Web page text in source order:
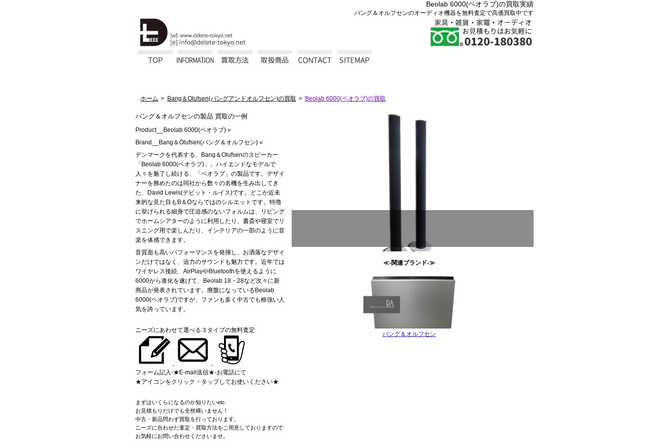
Beolab 6000(ベオラブ)の買取実績
バング＆オルフセンのオーディオ機器を無料査定で高価買取中です
ホーム Bang＆Olufsen(バングアンドオルフセン)の買取 Beolab 6000(ベオラブ)の買取
バング＆オルフセンの製品 買取の一例
Product__Beolab 6000(ベオラブ) »
Brand__Bang＆Olufsen(バング＆オルフセン) »
デンマークを代表する、Bang＆Olufsenのスピーカー
「Beolab 6000(ベオラブ)」。ハイエンドなモデルで
人々を魅了し続ける、「ベオラブ」の製品です。デザイ
ナーを務めたのは同社から数々の名機を生み出してき
た、David Lewis(デビット・ルイス)です。どこか近未
来的な見た目もB＆Oならではのシルエットです。特徴
に挙げられる細身で圧迫感のないフォルムは、リビング
でホームシアターのように利用したり、書斎や寝室でリ
スニング用で楽しんだり、インテリアの一部のように音
楽を体感できます。
音質面も高いパフォーマンスを発揮し、お洒落なデザイ
ンだけではなく、迫力のサウンドも魅力です。近年では
ワイヤレス接続、AirPlayやBluetoothを使えるように
6000から進化を遂げて、Beolab 18・28など次々に新
商品が発表されています。廃盤になっているBeolab
6000(ベオラブ)ですが、ファンも多く中古でも根強い人
気を誇っています。
ニーズにあわせて選べる３タイプの無料査定
フォーム記入-★E-mail送信★-お電話にて
★アイコンをクリック・タップしてお使いください★
まずはいくらになるのか知りたいetc.
お見積もりだけでも全然構いません！
中古・新品問わず買取を行っております。
ニーズに合わせた査定・買取方法をご用意しておりますので
お気軽にお問い合わせくださいませ。
≪-関連ブランド-≫
バング＆オルフセン